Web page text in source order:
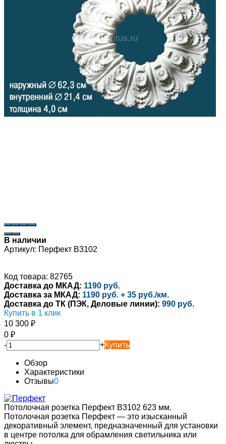
В наличии
Артикул: Перфект B3102
Код товара: 82765
Доставка до МКАД: 1190 руб.
Доставка за МКАД: 1190 руб. + 35 руб./км.
Доставка до ТК (ПЭК, Деловые линии): 990 руб.
Купить в 1 клик
10 300 ₽
0 ₽
-
+Купить
Обзор
Характеристики
Отзывы0
Потолочная розетка Перфект B3102 623 мм.
Потолочная розетка Перфект — это изысканный
декоративный элемент, предназначенный для установки
в центре потолка для обрамления светильника или